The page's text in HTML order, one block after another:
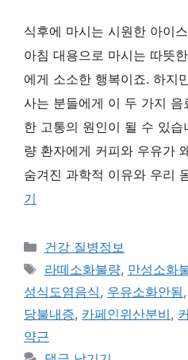
식후에 마시는 시원한 아이
아침 대용으로 마시는 따뜻
에게 소소한 행복이죠. 하지
사는 분들에게 이 두 가지
한 고통의 원인이 될 수 있
량 환자에게 커피와 우유가
숨겨진 과학적 이유와 우리
기
카
테
고
리
건강 질병정보
태
그
라떼소화불량, 만성소화
성식도염음식, 우유소화안됨,
당불내증, 카페인위산분비,
약근